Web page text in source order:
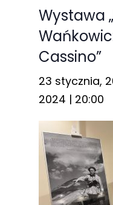
Wystawa
Cassino”
23 stycznia,
2024 | 20:00
Te pliki cookie
nie są
opcjonalne. Są
one potrzebne
funkcjonowania
strony
internetowej.
Statystyka
Abyśmy mogli
poprawić